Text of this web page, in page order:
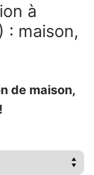
à
: maison,
de maison,